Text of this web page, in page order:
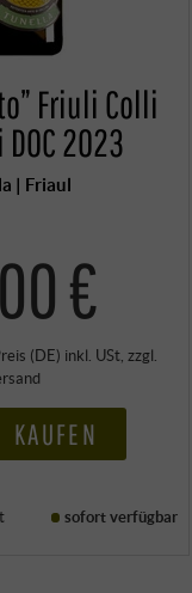
Friuli Colli
2023
| Friaul
€
(DE) inkl. USt , zzgl.
KAUFEN
sofort verfügbar